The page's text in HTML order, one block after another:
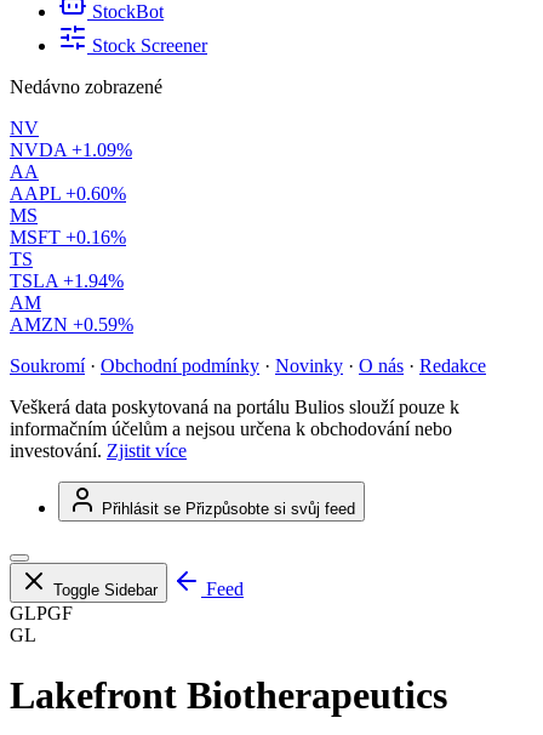
StockBot
Stock Screener
Nedávno zobrazené
NV
NVDA +1.09%
AA
AAPL +0.60%
MS
MSFT +0.16%
TS
TSLA +1.94%
AM
AMZN +0.59%
Soukromí · Obchodní podmínky · Novinky · O nás · Redakce
Veškerá data poskytovaná na portálu Bulios slouží pouze k
informačním účelům a nejsou určena k obchodování nebo
investování. Zjistit více
Přihlásit se Přizpůsobte si svůj feed
Toggle Sidebar
Feed
GLPGF
GL
Lakefront Biotherapeutics